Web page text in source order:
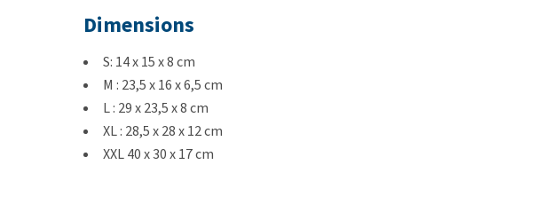
Dimensions
S: 14 x 15 x 8 cm
M : 23,5 x 16 x 6,5 cm
L : 29 x 23,5 x 8 cm
XL : 28,5 x 28 x 12 cm
XXL 40 x 30 x 17 cm